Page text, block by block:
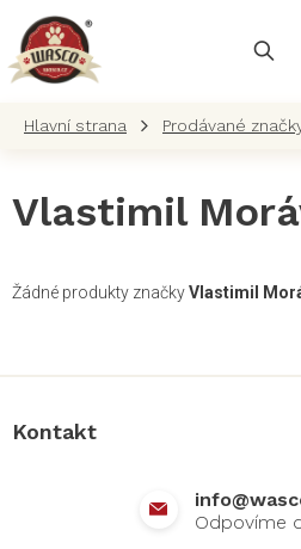
obsah
Prodávané
Vlastimil
Žádné produkty značkyVlastimil
Kontakt
info@